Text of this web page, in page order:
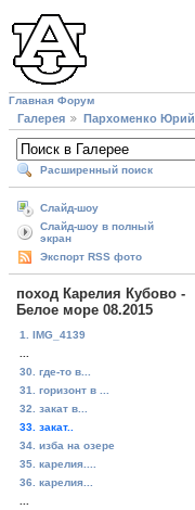
Главная Форум
Галерея Пархоменко Юрий
Расширенный поиск
Слайд-шоу
Слайд-шоу в полный
экран
Экспорт RSS фото
поход Карелия Кубово -
Белое море 08.2015
1. IMG_4139
30. где-то в...
31. горизонт в ...
32. закат в...
33. закат..
34. изба на озере
35. карелия....
36. карелия...